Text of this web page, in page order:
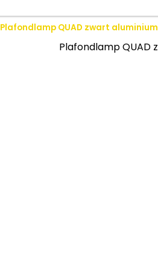
Plafondlamp QUAD zwart aluminium